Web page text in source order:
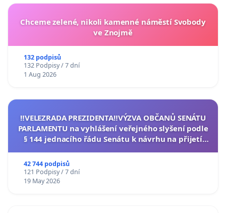
Chceme zelené, nikoli kamenné náměstí Svobody
ve Znojmě
132 podpisů
132 Podpisy / 7 dní
1 Aug 2026
‼️VELEZRADA PREZIDENTA‼️VÝZVA OBČANŮ SENÁTU
PARLAMENTU na vyhlášení veřejného slyšení podle
§ 144 jednacího řádu Senátu k návrhu na přijetí
42 744 podpisů
121 Podpisy / 7 dní
19 May 2026